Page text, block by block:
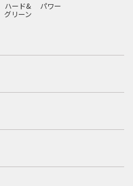
ハード&
グリーン
パワー